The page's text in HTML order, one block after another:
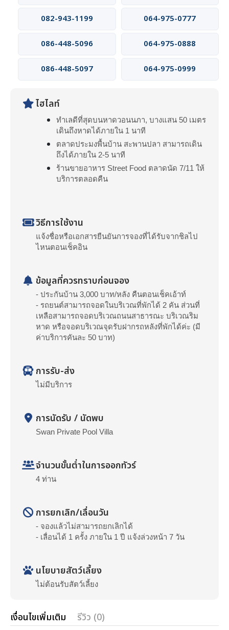
082-943-1199 064-975-0777
086-448-5096 064-975-0888
086-448-5097 064-975-0999
ไฮไลท์
ทำเลดีที่สุดบนหาดวอนนภา, บางแสน 50 เมตร
เดินถึงหาดได้ภายใน 1 นาที
ตลาดประมงพื้นบ้าน สะพานปลา สามารถเดิน
ถึงได้ภายใน 2-5 นาที
ร้านขายอาหาร Street Food ตลาดนัด 7/11 ให้
บริการตลอดคืน
วิธีการใช้งาน
แจ้งชื่อหรือเอกสารยืนยันการจองที่ได้รับจากชิลไป
ไหนตอนเช็คอิน
ข้อมูลที่ควรทราบก่อนจอง
- ประกันบ้าน 3,000 บาท/หลัง คืนตอนเช็คเอ้าท์
- รถยนต์สามารถจอดในบริเวณที่พักได้ 2 คัน ส่วนที่
เหลือสามารถจอดบริเวณถนนสาธารณะ บริเวณริม
หาด หรือจอดบริเวณจุดรับฝากรถหลังที่พักได้ค่ะ (มี
ค่าบริการคันละ 50 บาท)
การรับ-ส่ง
ไม่มีบริการ
การนัดรับ / นัดพบ
Swan Private Pool Villa
จำนวนขั้นต่ำในการออกทัวร์
4 ท่าน
การยกเลิก/เลื่อนวัน
- จองแล้วไม่สามารถยกเลิกได้
- เลื่อนได้ 1 ครั้ง ภายใน 1 ปี แจ้งล่วงหน้า 7 วัน
นโยบายสัตว์เลี้ยง
ไม่ต้อนรับสัตว์เลี้ยง
เงื่อนไขเพิ่มเติม รีวิว (0)